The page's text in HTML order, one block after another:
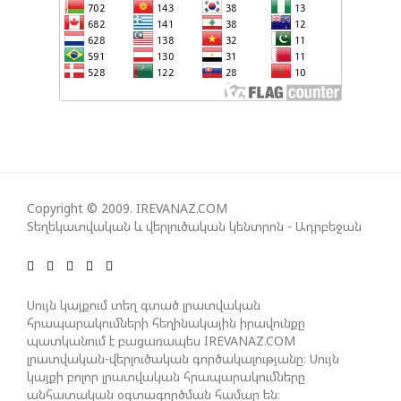
ՀԱՅԱՑՔ ՀԱՅԱՍՏԱՆԻՑ. ՈՐՔԱ՞Ն ԲԱՐՁՐ ԵՆ TRIPP-Ի
ԿՅԱՆՔԻ ԿՈՉՄԱՆ ՇԱՆՍԵՐՆ ԱՅՍ ՊԱՀԻՆ
ԳՈՐԾՈՒՆԵՈՒԹՅՈՒՆ ԱԴՐԲԵՋԱՆՈՒՄ ԱՆՕՐԻՆԱԿԱՆ
Է ՃԱՆԱՉՎԵԼ
ՆԱԽԱԳԱՀ ԻԼՀԱՄ ԱԼԻԵՎԸ ՇՆՈՐՀԱՎՈՐԵԼ Է ԻՐ
ՄԱԼԴԻՎՑԻ ԳՈՐԾԸՆԿԵՐ ՄՈՀԱՄՄԵԴ ՄՈՒԻԶԱՅԻՆ.
«ՄԵՆՔ ԳՈՀ ԵՆՔ ԱԴՐԲԵՋԱՆԻ ԵՎ ՄԱԼԴԻՎՆԵՐԻ
ՄԻՋԵՎ ՀԱՐԱԲԵՐՈՒԹՅՈՒՆՆԵՐԻ ԴԻՆԱՄԻԿ
ԶԱՐԳԱՑՈՒՄԻՑ»
Copyright © 2009. IREVANAZ.COM
Տեղեկատվական և վերլուծական կենտրոն - Ադրբեջան
Սույն կայքում տեղ գտած լրատվական
հրապարակումների հեղինակային իրավունքը
պատկանում է բացառապես IREVANAZ.COM
լրատվական-վերլուծական գործակալությանը։ Սույն
կայքի բոլոր լրատվական հրապարակումները
անհատական օգտագործման համար են։